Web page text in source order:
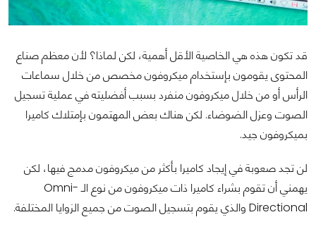
قد تكون هذه هي الخاصية الأقل أهمية، لكن لماذا؟ لأن معظم صناع
المحتوى يقومون بإستخدام ميكروفون مخصص من خلال سماعات
الرأس أو من خلال ميكروفون منفرد بسبب أفضليته في عملية تسجيل
الصوت وعزل الضوضاء. لكن هناك بعض المهتمون بإمتلاك كاميرا
بميكروفون جيد.
لن تجد صعوبة في إيجاد كاميرا بأكثر من ميكروفون مدمج فيها، لكن
يهمني أن تقوم بشراء كاميرا ذات ميكروفون من نوع الـ Omni-
Directional والذي يقوم بتسجيل الصوت من جميع الزوايا المختلفة.